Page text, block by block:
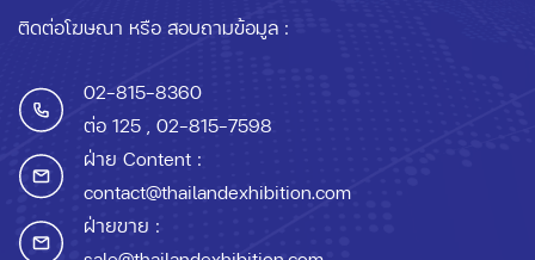
ติดต่อโฆษณา หรือ สอบถามข้อมูล :
02-815-8360
ต่อ 125 , 02-815-7598
ฝ่าย Content :
contact@thailandexhibition.com
ฝ่ายขาย :